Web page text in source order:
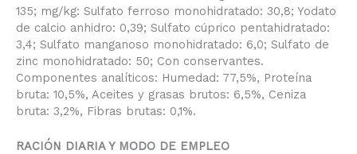
135; mg/kg: Sulfato ferroso monohidratado: 30,8; Yodato
de calcio anhidro: 0,39; Sulfato cúprico pentahidratado:
3,4; Sulfato manganoso monohidratado: 6,0; Sulfato de
zinc monohidratado: 50; Con conservantes.
Componentes analíticos: Humedad: 77,5%, Proteína
bruta: 10,5%, Aceites y grasas brutos: 6,5%, Ceniza
bruta: 3,2%, Fibras brutas: 0,1%.
RACIÓN DIARIA Y MODO DE EMPLEO